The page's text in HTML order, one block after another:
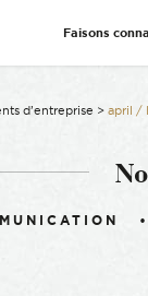
Faisons
d’entreprise > april /